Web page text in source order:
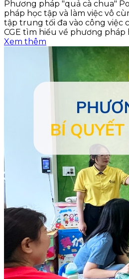
Phương pháp "quả cà chua"
pháp học tập và làm việc vô
tập trung tối đa vào công việc
CGE tìm hiểu về phương pháp
Xem thêm